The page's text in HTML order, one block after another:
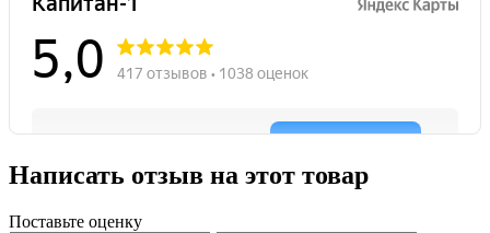
Написать отзыв на этот товар
Поставьте оценку